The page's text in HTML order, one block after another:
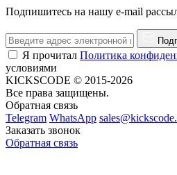
Подпишитесь на нашу e-mail
Я прочитал Политика
условиями
KICKSCODE © 2015-2026
Все права защищены.
Обратная связь
Telegram WhatsApp
Заказать звонок
Обратная связь